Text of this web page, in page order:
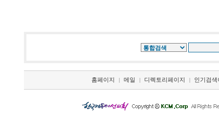
홈페이지 | 메일 | 디렉토리페이지 | 인기검색